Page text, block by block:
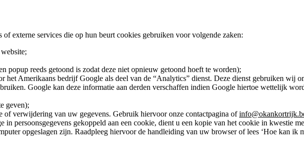
externe services die op hun beurt cookies gebruiken voor volgende zaken:
popup reeds getoond is zodat deze niet opnieuw getoond hoeft te worden);
Amerikaans bedrijf Google als deel van de “Analytics” dienst. Deze dienst gebruiken wij
Google kan deze informatie aan derden verschaffen indien Google hiertoe wettelijk
geven);
of verwijdering van uw gegevens. Gebruik hiervoor onze contactpagina of
in persoonsgegevens gekoppeld aan een cookie, dient u een kopie van het cookie in kwestie
opgeslagen zijn. Raadpleeg hiervoor de handleiding van uw browser of lees ‘Hoe kan ik